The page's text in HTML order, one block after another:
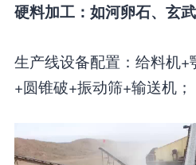
硬料加工：如河卵石、玄
生产线设备配置：给料机
+圆锥破+振动筛+输送机；